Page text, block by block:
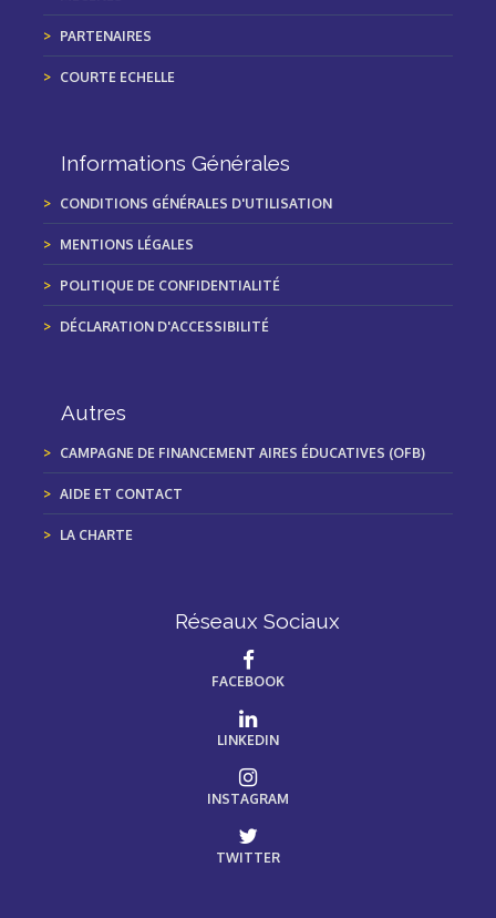
PARTENAIRES
COURTE ECHELLE
Informations Générales
CONDITIONS GÉNÉRALES D'UTILISATION
MENTIONS LÉGALES
POLITIQUE DE CONFIDENTIALITÉ
DÉCLARATION D'ACCESSIBILITÉ
Autres
CAMPAGNE DE FINANCEMENT AIRES ÉDUCATIVES (OFB)
AIDE ET CONTACT
LA CHARTE
Réseaux Sociaux
FACEBOOK
LINKEDIN
INSTAGRAM
TWITTER